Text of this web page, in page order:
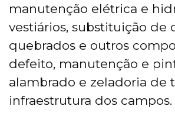
manutenção elétrica e
vestiários, substituição de
quebrados e outros
defeito, manutenção e
alambrado e zeladoria de
infraestrutura dos campos.